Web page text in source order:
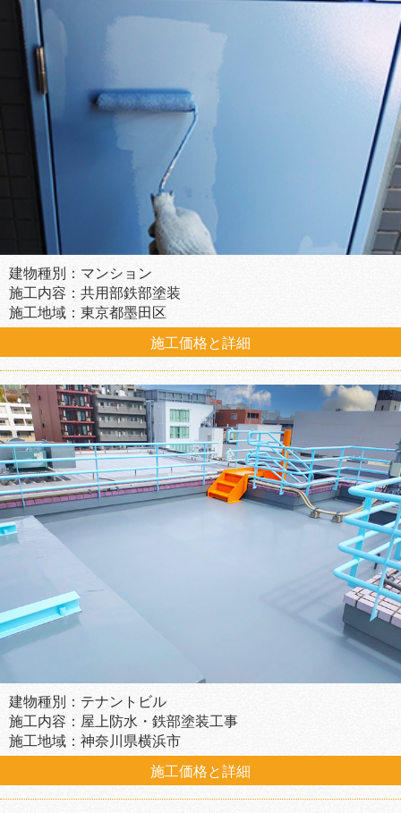
建物種別：マンション
施工内容：共用部鉄部塗装
施工地域：東京都墨田区
施工価格と詳細
建物種別：テナントビル
施工内容：屋上防水・鉄部塗装工事
施工地域：神奈川県横浜市
施工価格と詳細